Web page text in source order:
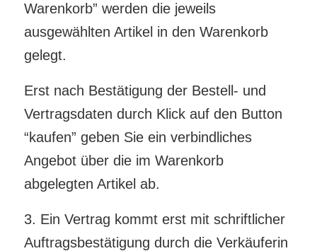
Warenkorb” werden die jeweils
ausgewählten Artikel in den Warenkorb
gelegt.
Erst nach Bestätigung der Bestell- und
Vertragsdaten durch Klick auf den Button
“kaufen” geben Sie ein verbindliches
Angebot über die im Warenkorb
abgelegten Artikel ab.
3. Ein Vertrag kommt erst mit schriftlicher
Auftragsbestätigung durch die Verkäuferin